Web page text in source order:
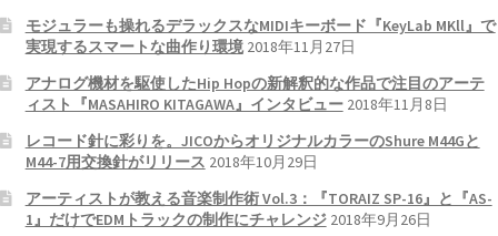
モジュラーも操れるデラックスなMIDIキーボード『KeyLab MKll』で
実現するスマートな曲作り環境 2018年11月27日
アナログ機材を駆使したHip Hopの新解釈的な作品で注目のアーテ
ィスト『MASAHIRO KITAGAWA』インタビュー 2018年11月8日
レコード針に彩りを。JICOからオリジナルカラーのShure M44Gと
M44-7用交換針がリリース 2018年10月29日
アーティストが教える音楽制作術 Vol.3：『TORAIZ SP-16』と『AS-
1』だけでEDMトラックの制作にチャレンジ 2018年9月26日